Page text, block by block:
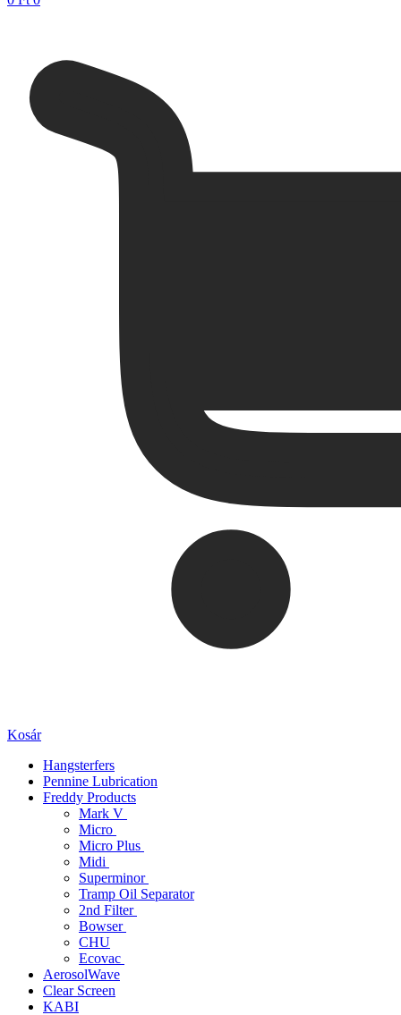
Kosár
Hangsterfers
Pennine Lubrication
Freddy Products
Mark V
Micro
Micro Plus
Midi
Superminor
Tramp Oil Separator
2nd Filter
Bowser
CHU
Ecovac
AerosolWave
Clear Screen
KABI